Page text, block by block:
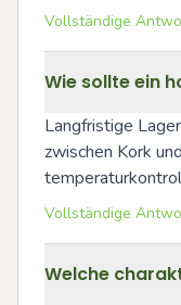
Vollständige
Wie sollte ein
Langfristige
zwischen Kork
Vollständige
Welche